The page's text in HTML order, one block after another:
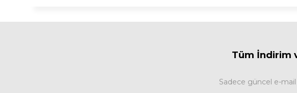
Tüm İndirim
Sadece güncel e-mail